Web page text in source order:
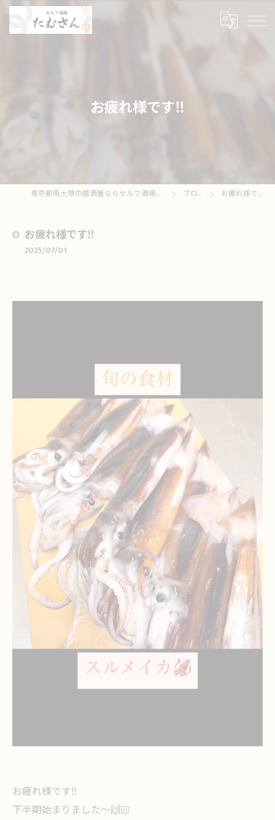
お疲れ様です‼️
東京都南大塚の居酒屋ならセルフ酒場たむさん ブログ お疲れ様です‼️
お疲れ様です‼️
2025/07/01
お疲れ様です‼️
下半期始まりました〜🙌🏻